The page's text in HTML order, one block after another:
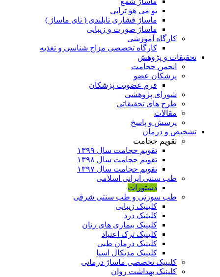
یو می هو تراپی
ماساژ فشاری تایلندی ( تای ماساژ )
ماساژ صورت و زیبایی
کارگاه آموزشی
کارگاه تخصصی مزاج شناسی و تغذیه
تحقیقات و پژوهش
انجمن حجامت
پزشکان عضو
فرم عضویت پزشکان
شورای پژوهشی
طرح های تحقیقاتی
مقالات
پرسش و پاسخ
تشخیص و درمان
تقویم حجامت
تقویم حجامت سال ۱۳۹۹
تقویم حجامت سال ۱۳۹۸
تقویم حجامت سال ۱۳۹۷
طب سنتی ایرانی اسلامی
دستورات
طب سوزنی و طب سنتی شرقی
کلینیک زیبایی
کلینیک درد
کلینیک بیماری های زنان
کلینیک ترک اعتیاد
کلینیک درمان طبی
کلینیک مدیکال اسپا
کلینیک تخصصی ماساژ درمانی
کلینیک بهداشت روان